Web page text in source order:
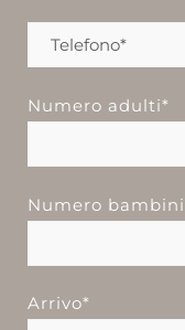
Numero adulti*
Numero bambini
Arrivo*